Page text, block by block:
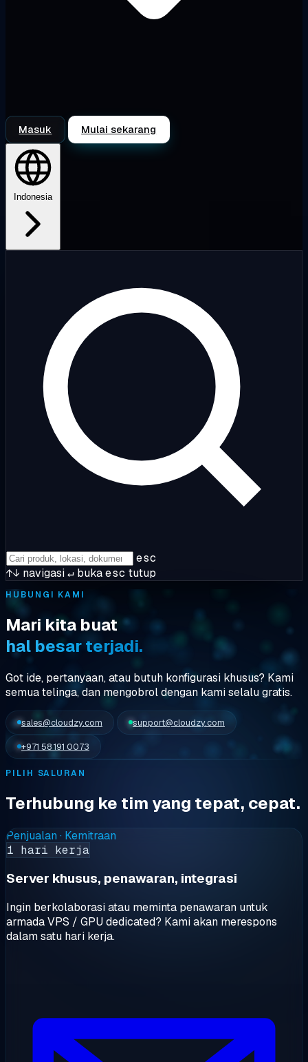
Masuk Mulai sekarang
Indonesia
esc
↑↓ navigasi↵ bukaesc tutup
HUBUNGI KAMI
Mari kita buat
hal besar terjadi.
Got ide, pertanyaan, atau butuh konfigurasi khusus? Kami
semua telinga, dan mengobrol dengan kami selalu gratis.
sales@cloudzy.com support@cloudzy.com
+971 58 191 0073
PILIH SALURAN
Terhubung ke tim yang tepat, cepat.
Penjualan · Kemitraan
1 hari kerja
Server khusus, penawaran, integrasi
Ingin berkolaborasi atau meminta penawaran untuk
armada VPS / GPU dedicated? Kami akan merespons
dalam satu hari kerja.